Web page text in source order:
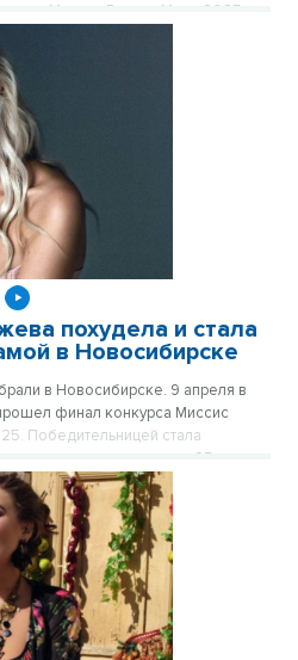
«Миссис Россия Мира-2025».
похудела и стала
в Новосибирске
в Новосибирске. 9 апреля в
финал конкурса Миссис
Победительницей стала
сумела похудеть на 25
ребенка.